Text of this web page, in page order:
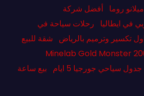
روما أفضل شركة
في ايطاليا
رحلات سياحة في
تكسير وترميم بالرياض
شقة للبيع
Minelab Gold Monster
جدول سياحي جورجيا 5 ايام
بيع ساعة